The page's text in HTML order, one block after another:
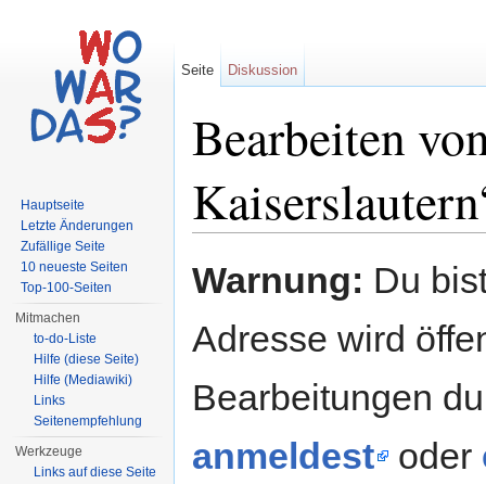
Bearbeiten
Warnung: Du
Adresse wird
Bearbeitungen
anmeldest
oder
Seite Diskussion
Hauptseite
Letzte Änderungen
Zufällige Seite
10 neueste Seiten
Top-100-Seiten
Mitmachen
to-do-Liste
Hilfe (diese Seite)
Hilfe (Mediawiki)
Links
Seitenempfehlung
Werkzeuge
Links auf diese Seite